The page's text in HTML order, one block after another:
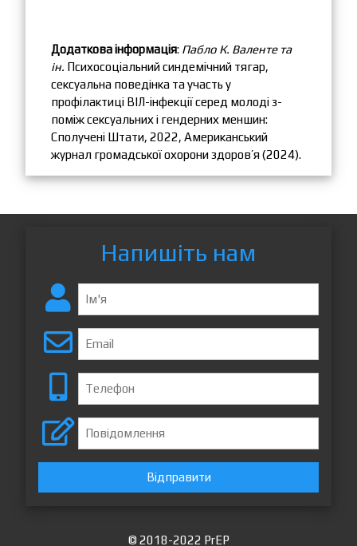
Додаткова інформація: Пабло К. Валенте та
ін. Психосоціальний синдемічний тягар,
сексуальна поведінка та участь у
профілактиці ВІЛ-інфекції серед молоді з-
поміж сексуальних і гендерних меншин:
Сполучені Штати, 2022, Американський
журнал громадської охорони здоров’я (2024).
Напишіть нам
Відправити
© 2018-2022 PrEP